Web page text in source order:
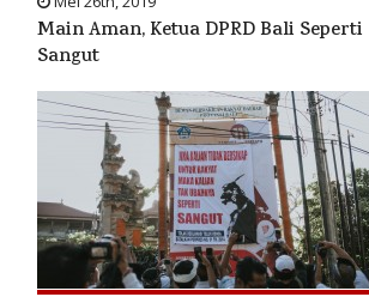
Main Aman, Ketua DPRD Bali Seperti
Sangut